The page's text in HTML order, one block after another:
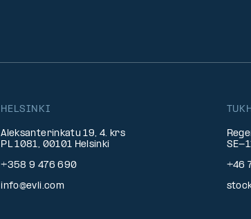
HELSINKI
Aleksanterinkatu 19, 4. krs
PL 1081, 00101 Helsinki
+358 9 476 690
info@evli.com
SE-
+46